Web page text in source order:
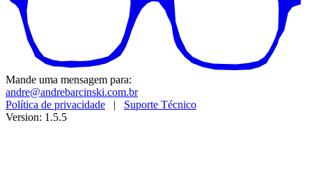
Mande uma mensagem para:
andre@andrebarcinski.com.br
Política de privacidade | Suporte Técnico
Version: 1.5.5